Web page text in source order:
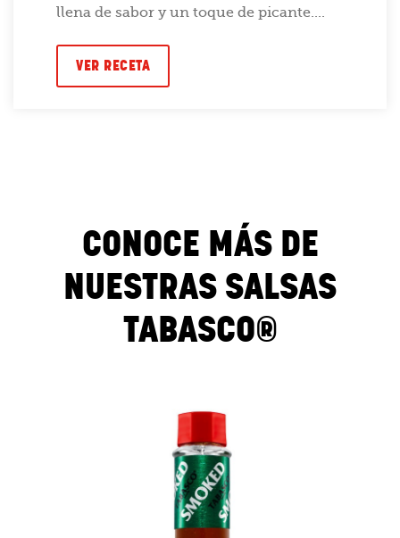
llena de sabor y un toque de picante....
VER RECETA
CONOCE MÁS DE
NUESTRAS SALSAS
TABASCO®